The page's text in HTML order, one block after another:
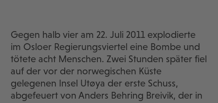
Gegen halb vier am 22. Juli 2011 explodierte
im Osloer Regierungsviertel eine Bombe und
tötete acht Menschen. Zwei Stunden später fiel
auf der vor der norwegischen Küste
gelegenen Insel Utøya der erste Schuss,
abgefeuert von Anders Behring Breivik, der in